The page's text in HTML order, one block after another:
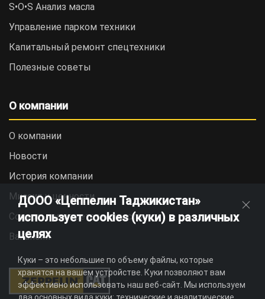
S•O•S Анализ масла
Управление парком техники
Капитальный ремонт спецтехники
Полезные советы
О компании
О компании
Новости
История компании
Миссия и ценности
Социальная ответственность
Вакансии
ДООО «Цеппелин Таджикистан»
использует cookies (куки) в различных
целях
Куки – это небольшие по объему файлы, которые
хранятся на вашем устройстве. Куки позволяют вам
эффективно использовать наш веб-сайт. Мы используем